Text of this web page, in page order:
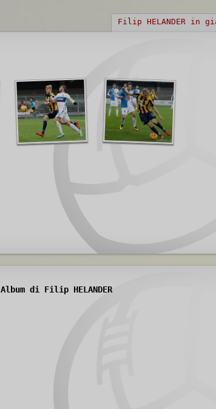
Filip HELANDER in
Album di Filip HELANDER